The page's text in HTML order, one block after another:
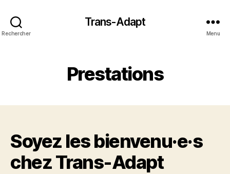
Rechercher
Trans-Adapt
Menu
Prestations
Soyez les bienvenu·e·s
chez Trans‑Adapt